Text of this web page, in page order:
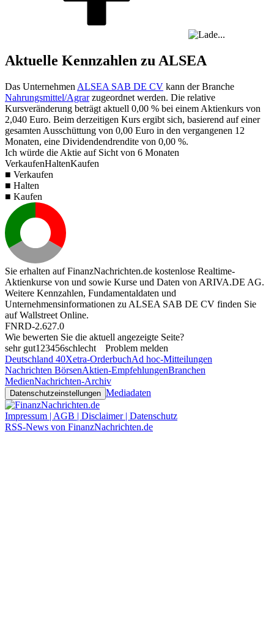
Aktuelle Kennzahlen zu ALSEA
Das Unternehmen ALSEA SAB DE CV kann der Branche
Nahrungsmittel/Agrarzugeordnet werden. Die relative
Kursveränderung beträgt aktuell 0,00 % bei einem Aktienkurs von
2,040 Euro. Beim derzeitigen Kurs ergibt sich, basierend auf einer
gesamten Ausschüttung von 0,00 Euro in den vergangenen 12
Monaten, eine Dividendendrendite von 0,00 %.
Ich würde die Aktie auf Sicht von 6 Monaten
VerkaufenHaltenKaufen
■ Verkaufen
■ Halten
■ Kaufen
Sie erhalten auf FinanzNachrichten.de kostenlose Realtime-
Aktienkurse von und sowie Kurse und Daten von ARIVA.DE AG.
Weitere Kennzahlen, Fundamentaldaten und
Unternehmensinformationen zu ALSEA SAB DE CV finden Sie
aufWallstreet Online.
FNRD-2.627.0
Wie bewerten Sie die aktuell angezeigte Seite?
sehr gut1 23456schlecht
Problem melden
Deutschland 40Xetra-OrderbuchAd hoc-Mitteilungen
Nachrichten BörsenAktien-EmpfehlungenBranchen
MedienNachrichten-Archiv
Datenschutzeinstellungen Mediadaten
Impressum | AGB | Disclaimer | Datenschutz
RSS-News von FinanzNachrichten.de